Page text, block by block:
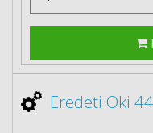
Eredeti Oki